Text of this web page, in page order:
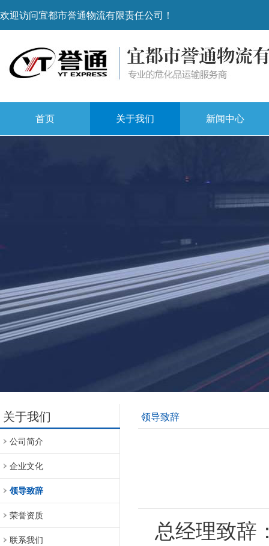
欢迎访问宜都市誉通物流有限责任公司！
首页 关于我们 新闻中心
关于我们
公司简介
企业文化
领导致辞
荣誉资质
联系我们
领导致辞
总经理致辞